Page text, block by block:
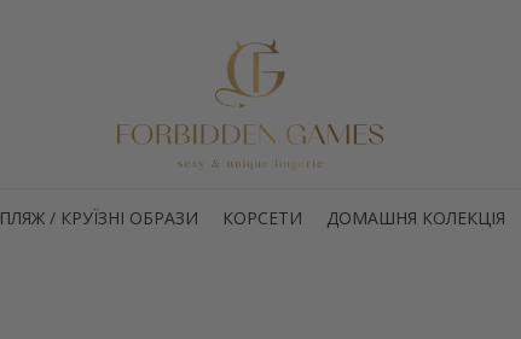
ПЛЯЖ / КРУЇЗНІ ОБРАЗИ КОРСЕТИ ДОМАШНЯ КОЛЕКЦІЯ